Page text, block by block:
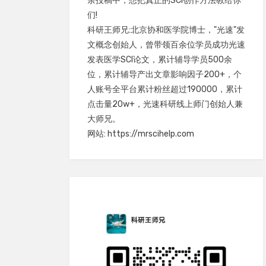
们!
科研王师兄:北京协和医学院博士，"光速"发
文概念创始人，曾带领百余位学员成功光速
发表医学SCI论文，累计辅导学员500余
位，累计辅导产出文章影响因子200+，个
人账号全平台累计粉丝超过190000，累计
点击量20w+，光速科研线上师门创始人兼
大师兄。
网站: https://mrscihelp.com